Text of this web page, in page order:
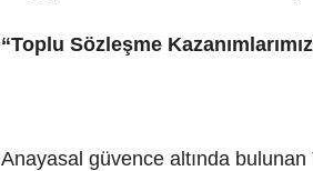
“Toplu Sözleşme
Anayasal güvence altında bulunan